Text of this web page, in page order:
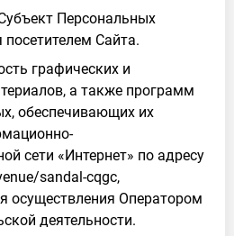
Персональных
Сайта.
графических и
а также программ
обеспечивающих их
сети «Интернет» по адресу
sandal-cqgc,
осуществления Оператором
деятельности.